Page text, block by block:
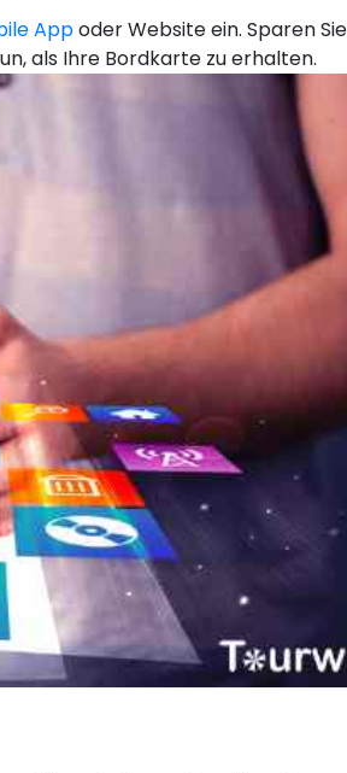
Appoder Website ein. Sparen
als Ihre Bordkarte zu erhalten.